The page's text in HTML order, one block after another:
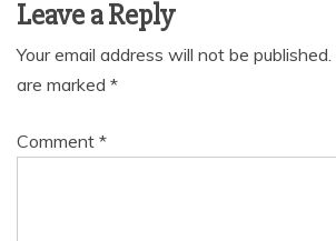
Leave a Reply
Your email address will not be published.
are marked *
Comment *